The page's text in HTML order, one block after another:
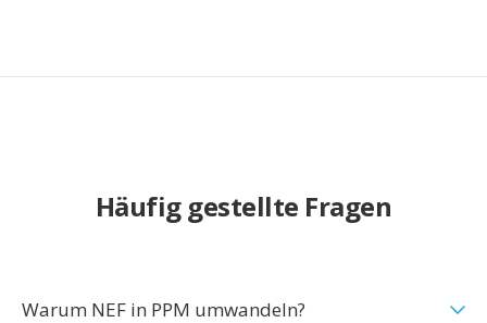
Häufig gestellte Fragen
Warum NEF in PPM umwandeln?